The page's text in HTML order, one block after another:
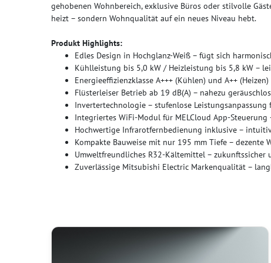
gehobenen Wohnbereich, exklusive Büros oder stilvolle
heizt – sondern Wohnqualität auf ein neues Niveau hebt.
Produkt Highlights:
Edles Design in Hochglanz-Weiß – fügt sich
Kühlleistung bis 5,0 kW / Heizleistung bis 5,8 kW –
Energieeffizienzklasse A+++ (Kühlen) und A++
Flüsterleiser Betrieb ab 19 dB(A) – nahezu
Invertertechnologie – stufenlose Leistungsanpassung
Integriertes WiFi-Modul für MELCloud App-
Hochwertige Infrarotfernbedienung inklusive –
Kompakte Bauweise mit nur 195 mm Tiefe – dezente
Umweltfreundliches R32-Kältemittel – zukunftssicher
Zuverlässige Mitsubishi Electric Markenqualität –